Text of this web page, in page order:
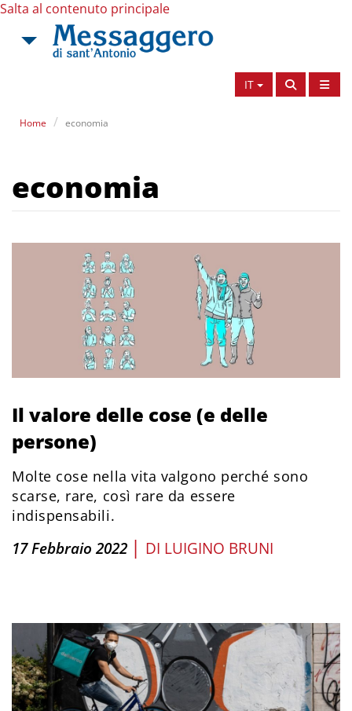
Salta al contenuto principale
IT
Home economia
economia
Il valore delle cose (e delle
persone)
Molte cose nella vita valgono perché sono
scarse, rare, così rare da essere
indispensabili.
17 Febbraio 2022 | DI LUIGINO BRUNI